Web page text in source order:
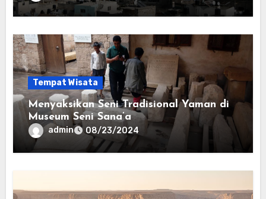
Tempat Wisata
Menyaksikan Seni Tradisional Yaman di
Museum Seni Sana’a
admin 08/23/2024